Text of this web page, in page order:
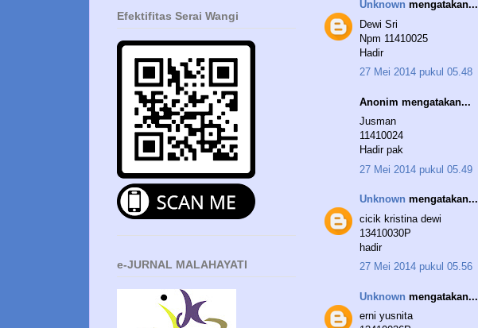
Unknown mengatakan...
Dewi Sri
Npm 11410025
Hadir
27 Mei 2014 pukul 05.48
Anonim mengatakan...
Jusman
11410024
Hadir pak
27 Mei 2014 pukul 05.49
Unknown mengatakan...
cicik kristina dewi
13410030P
hadir
27 Mei 2014 pukul 05.56
Unknown mengatakan...
erni yusnita
Efektifitas Serai Wangi
e-JURNAL MALAHAYATI